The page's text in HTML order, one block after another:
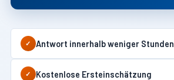
✓ Antwort innerhalb weniger Stunden
✓ Kostenlose Ersteinschätzung